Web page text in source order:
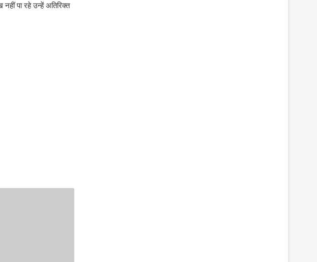
पा रहे उन्हें अतिरिक्त